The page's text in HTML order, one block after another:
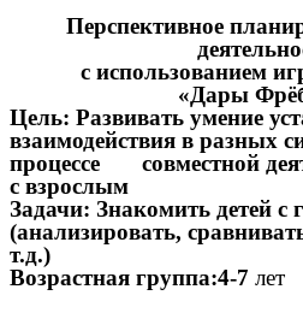
Перспективное
с использованием
«Дары
Цель: Развивать умение
взаимодействия в разных
процессе совместной
с взрослым
Задачи: Знакомить детей
(анализировать,
т.д.)
Возрастная группа:4-7 лет